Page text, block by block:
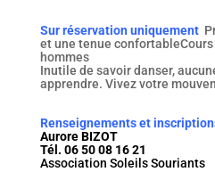
Sur réservation uniquement
et une tenue
hommes
Inutile de savoir danser,
apprendre. Vivez votre
Renseignements et
Aurore BIZOT
Tél. 06 50 08 16 21
Association Soleils Souriants